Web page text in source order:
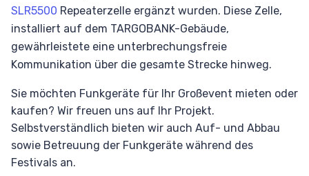
SLR5500 Repeaterzelle ergänzt wurden. Diese Zelle,
installiert auf dem TARGOBANK-Gebäude,
gewährleistete eine unterbrechungsfreie
Kommunikation über die gesamte Strecke hinweg.
Sie möchten Funkgeräte für Ihr Großevent mieten oder
kaufen? Wir freuen uns auf Ihr Projekt.
Selbstverständlich bieten wir auch Auf- und Abbau
sowie Betreuung der Funkgeräte während des
Festivals an.